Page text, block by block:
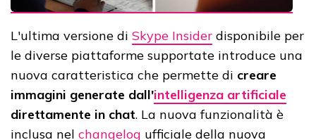
L'ultima versione di Skype Insider disponibile per
le diverse piattaforme supportate introduce una
nuova caratteristica che permette di creare
immagini generate dall'intelligenza artificiale
direttamente in chat. La nuova funzionalità è
inclusa nel changelog ufficiale della nuova